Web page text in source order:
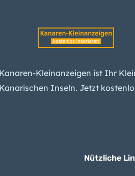
und
Inseln. Jetzt